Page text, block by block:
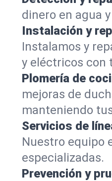
dinero en agua
Instalación y
Instalamos y
y eléctricos con
Plomería de
mejoras de
manteniendo
Servicios de
Nuestro equipo
especializadas.
Prevención y